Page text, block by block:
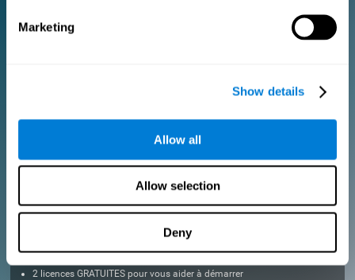
Marketing
Show details
Allow all
Allow selection
Deny
POUR LES DOCTEURS
Gérez votre équipe
Créer un entraînement personnalisé
d'évaluation et de formation!
2 licences GRATUITES pour vous aider à démarrer